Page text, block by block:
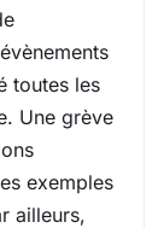
toutes les
Une grève
exemples
ailleurs,